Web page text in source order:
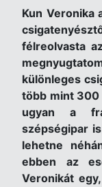
Kun Veronika
félreolvasta
különleges
több mint 300
ugyan a
szépségipar
lehetne
ebben az
Veronikát